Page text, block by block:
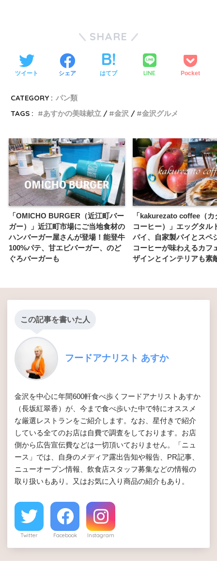
SHARE
ツイート シェア はてブ LINE Pocket
CATEGORY : パン類
TAGS :
あすかの美味献立 金沢 金沢グルメ
「OMICHO BURGER（近江町バー
ガー）」近江町市場にご当地食材の
ハンバーガー屋さんが登場！能登牛
100%パテ、甘エビバーガー、のど
ぐろバーガーも
「kakurezato coffee（カ
コーヒー）」エッグタル
パイ、自家製パイとスペ
コーヒーが味わえるカフ
ザインとインテリアも素
この記事を書いた人
フードアナリスト あすか
金沢を中心に年間600軒食べ歩くフードアナリストあすか
（長坂紅翠香）が、今まで食べ歩いた中で特にオススメ
な厳選レストランをご紹介します。なお、星付きで紹介
している全てのお店は自費で調査をしております。お店
側から広告宣伝費などは一切頂いておりません。「ニュ
ース」では、自身のメディア露出告知や報告、PR記事、
ニューオープン情報、飲食店スタッフ募集などの情報の
取り扱いもあり。又はお気に入り商品の紹介もあり。
Twitter Facebook Instagram